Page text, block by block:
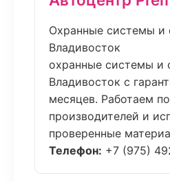
Охранные системы и
Владивосток
охранные системы и
Владивосток с
месяцев. Работаем
производителей и
проверенные
Телефон: +7 (975)